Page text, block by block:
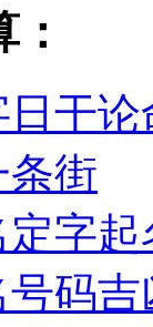
日干
条街
定字起
号码吉